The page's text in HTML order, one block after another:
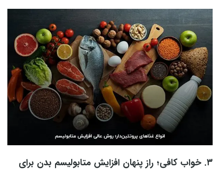
۳. خواب کافی؛ راز پنهان افزایش متابولیسم بدن برای